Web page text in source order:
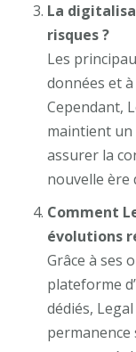
La
risques ?
Les
données et
Cependant,
maintient
assurer la
nouvelle ère
Comment
évolutions
Grâce à ses
plateforme
dédiés,
permanence